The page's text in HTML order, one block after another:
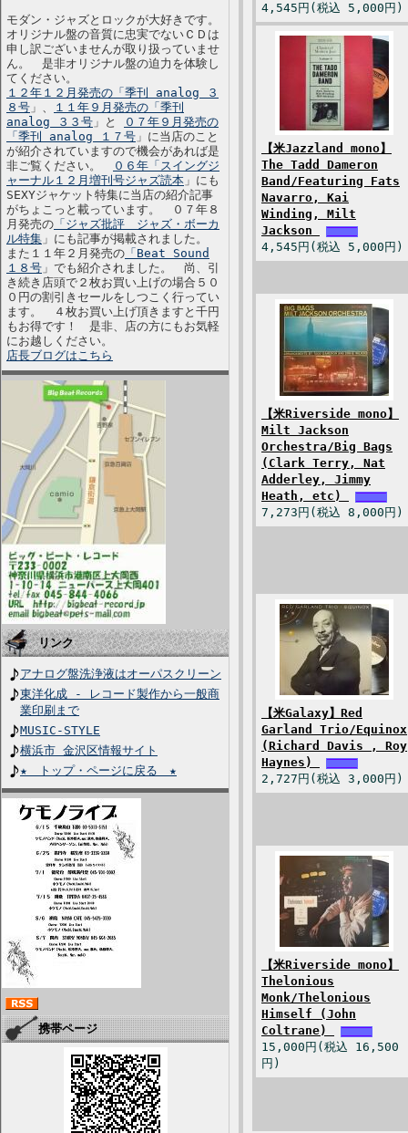
モダン・ジャズとロックが大好きです。
オリジナル盤の音質に忠実でないＣＤは
申し訳ございませんが取り扱っていませ
ん。 是非オリジナル盤の迫力を体験し
てください。
１２年１２月発売の「季刊 analog ３
８号 」、
１１年９月発売の「季刊
analog ３３号 」と
０７年９月発売の
「季刊 analog １７号 」に当店のこと
が紹介されていますので機会があれば是
非ご覧ください。
０６年「スイングジ
ャーナル１２月増刊号ジャズ読本 」にも
SEXYジャケット特集に当店の紹介記事
がちょこっと載っています。 ０７年８
月発売の 「ジャズ批評 ジャズ・ボーカ
ル特集 」にも記事が掲載されました。
また１１年２月発売の 「Beat Sound
１８号 」でも紹介されました。 尚、引
き続き店頭で２枚お買い上げの場合５０
０円の割引きセールをしつこく行ってい
ます。 ４枚お買い上げ頂きますと千円
もお得です！ 是非、店の方にもお気軽
にお越しください。
店長ブログはこちら
リンク
アナログ盤洗浄液はオーパスクリーン
東洋化成 - レコード製作から一般商
業印刷まで
MUSIC-STYLE
横浜市 金沢区情報サイト
★ トップ・ページに戻る ★
携帯ページ
4,545円(税込 5,000円)
【米Jazzland mono】
The Tadd Dameron
Band/Featuring Fats
Navarro, Kai
Winding, Milt
Jackson
4,545円(税込 5,000円)
【米Riverside mono】
Milt Jackson
Orchestra/Big Bags
(Clark Terry, Nat
Adderley, Jimmy
Heath, etc)
7,273円(税込 8,000円)
【米Galaxy】Red
Garland Trio/Equinox
(Richard Davis , Roy
Haynes)
2,727円(税込 3,000円)
【米Riverside mono】
Thelonious
Monk/Thelonious
Himself (John
Coltrane)
15,000円(税込 16,500
円)